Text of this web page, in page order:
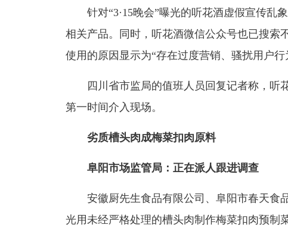
针对“3·15晚会”曝光的听花酒虚假宣传乱
相关产品。同时，听花酒微信公众号也已搜索
使用的原因显示为“存在过度营销、骚扰用户行
四川省市监局的值班人员回复记者称，听
第一时间介入现场。
劣质槽头肉成梅菜扣肉原料
阜阳市场监管局：正在派人跟进调查
安徽厨先生食品有限公司、阜阳市春天食
光用未经严格处理的槽头肉制作梅菜扣肉预制